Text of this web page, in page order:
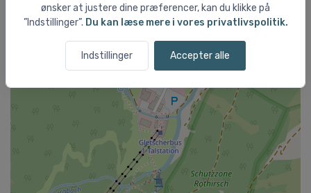
ønsker at justere dine præferencer, kan du klikke på
”Indstillinger”. Du kan læse mere i vores privatlivspolitik.
Indstillinger Accepter alle